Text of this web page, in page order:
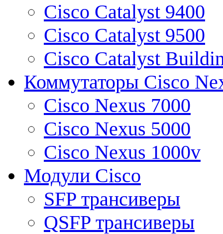
Cisco Catalyst 9400
Cisco Catalyst 9500
Cisco Catalyst
Коммутаторы Cisco
Cisco Nexus 7000
Cisco Nexus 5000
Cisco Nexus 1000v
Модули Cisco
SFP трансиверы
QSFP трансиверы